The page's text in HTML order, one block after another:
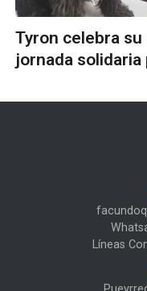
Tyron celebra
jornada solidaria
Líneas